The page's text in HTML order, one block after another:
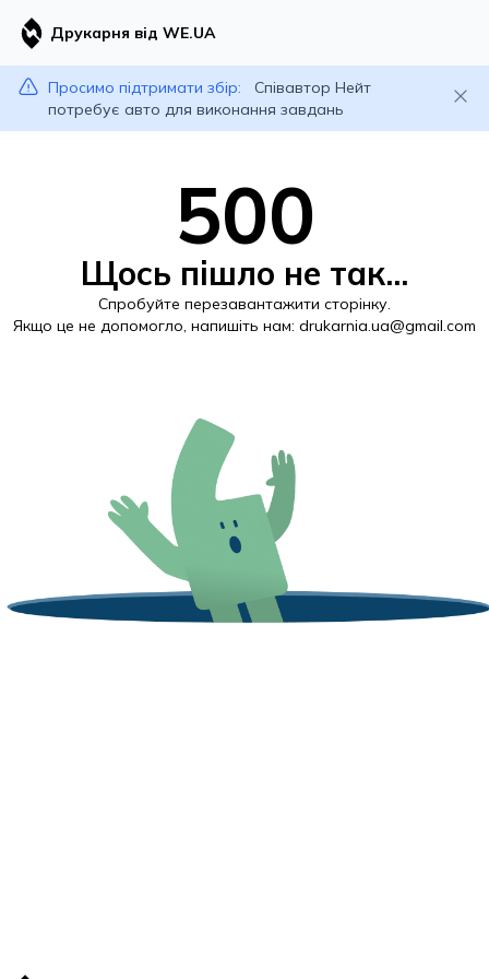
Друкарня від WE.UA
Просимо підтримати збір:
Співавтор Нейт
потребує авто для виконання завдань
500
Щось пішло не так...
Спробуйте перезавантажити сторінку.
Якщо це не допомогло, напишіть нам: drukarnia.ua@gmail.com